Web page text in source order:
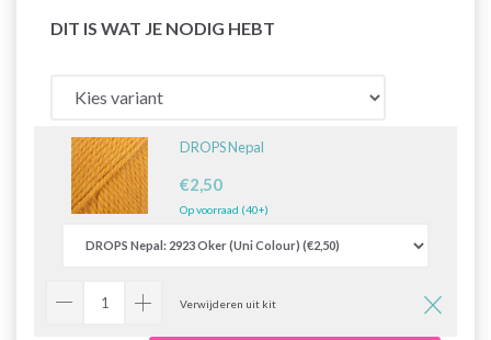
DIT IS WAT JE NODIG HEBT
DROPS Nepal
€2,50
Op voorraad (40+)
Verwijderen uit kit